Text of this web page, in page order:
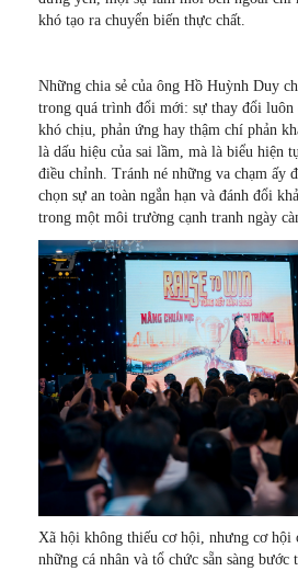
khó tạo ra chuyển biến thực chất.
Những chia sẻ của ông Hồ Huỳnh Duy
trong quá trình đổi mới: sự thay đổi
khó chịu, phản ứng hay thậm chí phản
là dấu hiệu của sai lầm, mà là biểu hiện
điều chỉnh. Tránh né những va chạm ấy
chọn sự an toàn ngắn hạn và đánh đổi
trong một môi trường cạnh tranh ngày
Xã hội không thiếu cơ hội, nhưng cơ hội
những cá nhân và tổ chức sẵn sàng